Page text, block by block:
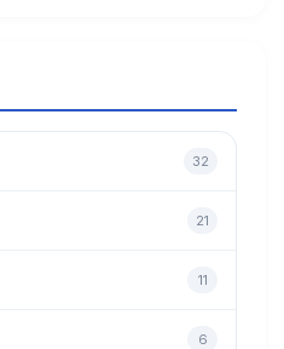
32
21
11
6